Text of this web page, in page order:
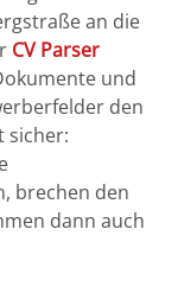
an die
CV Parser
und
den
sicher:
brechen den
dann auch